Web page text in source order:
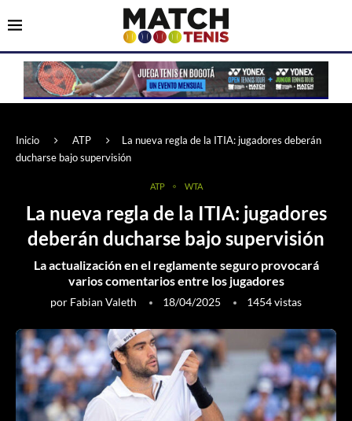
Inicio ATP
La nueva regla de la ITIA: jugadores deberán
ducharse bajo supervisión
ATP WTA
La nueva regla de la ITIA: jugadores
deberán ducharse bajo supervisión
La actualización en el reglamente seguro provocará
varios comentarios entre los jugadores
por Fabian Valeth 18/04/2025 1454vistas